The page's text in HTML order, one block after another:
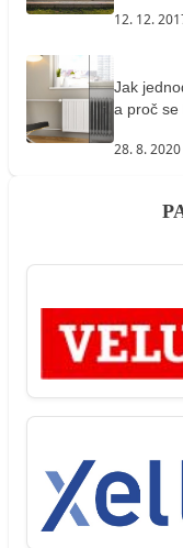
12. 12.
Jak
a proč se
28. 8. 2020